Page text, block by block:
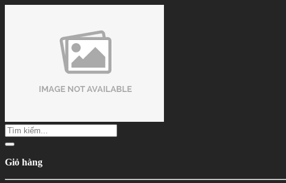
Giỏ hàng